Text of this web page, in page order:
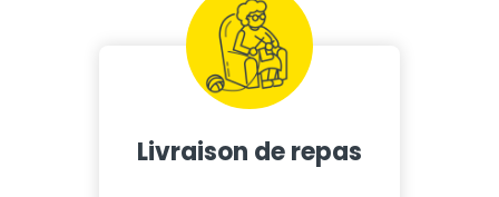
Livraison de repas